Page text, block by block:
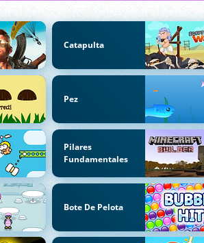
Catapulta
Pez
Pilares
Fundamentales
Bote De Pelota